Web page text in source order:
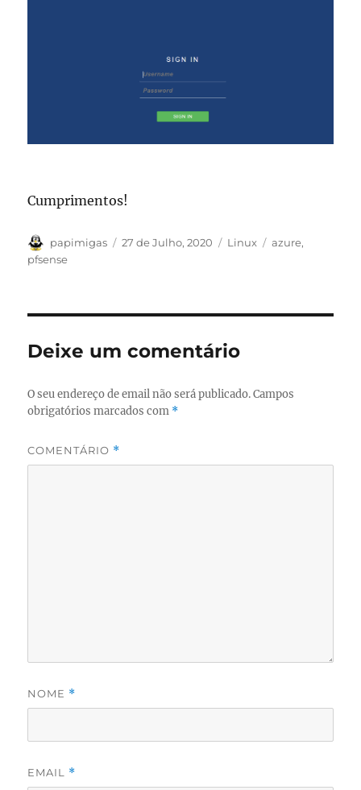
Cumprimentos!
Autor
papimigas
Publicado
27 de Julho, 2020 Categorias
Linux Etiquetas
azure,
pfsense
Deixe um comentário
O seu endereço de email não será publicado. Campos
obrigatórios marcados com *
COMENTÁRIO *
NOME *
EMAIL *